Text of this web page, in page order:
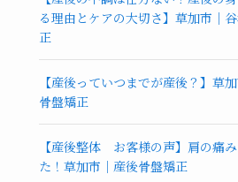
る理由とケアの大切さ】草加市｜
正
【産後っていつまでが産後？】草
骨盤矯正
【産後整体 お客様の声】肩の痛
た！草加市｜産後骨盤矯正